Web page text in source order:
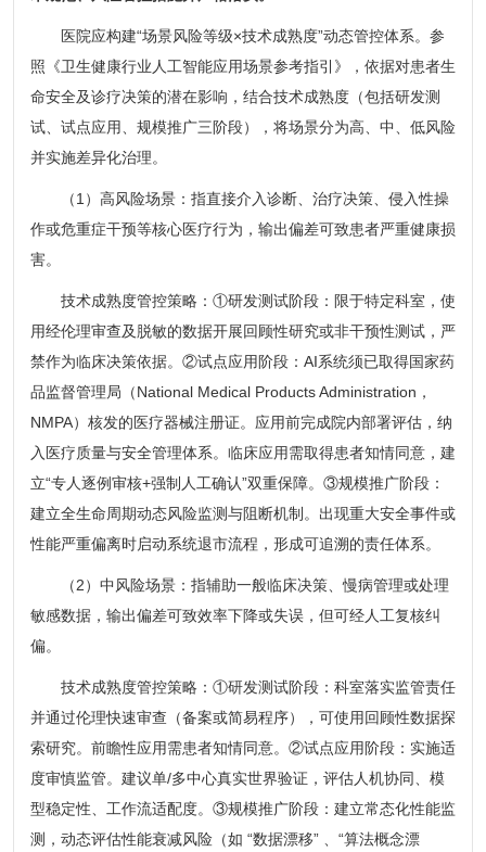
医院应构建“场景风险等级×技术成熟度”动态管控体系。参
照《卫生健康行业人工智能应用场景参考指引》，依据对患者生
命安全及诊疗决策的潜在影响，结合技术成熟度（包括研发测
试、试点应用、规模推广三阶段），将场景分为高、中、低风险
并实施差异化治理。
（1）高风险场景：指直接介入诊断、治疗决策、侵入性操
作或危重症干预等核心医疗行为，输出偏差可致患者严重健康损
害。
技术成熟度管控策略：①研发测试阶段：限于特定科室，使
用经伦理审查及脱敏的数据开展回顾性研究或非干预性测试，严
禁作为临床决策依据。②试点应用阶段：AI系统须已取得国家药
品监督管理局（National Medical Products Administration，
NMPA）核发的医疗器械注册证。应用前完成院内部署评估，纳
入医疗质量与安全管理体系。临床应用需取得患者知情同意，建
立“专人逐例审核+强制人工确认”双重保障。③规模推广阶段：
建立全生命周期动态风险监测与阻断机制。出现重大安全事件或
性能严重偏离时启动系统退市流程，形成可追溯的责任体系。
（2）中风险场景：指辅助一般临床决策、慢病管理或处理
敏感数据，输出偏差可致效率下降或失误，但可经人工复核纠
偏。
技术成熟度管控策略：①研发测试阶段：科室落实监管责任
并通过伦理快速审查（备案或简易程序），可使用回顾性数据探
索研究。前瞻性应用需患者知情同意。②试点应用阶段：实施适
度审慎监管。建议单/多中心真实世界验证，评估人机协同、模
型稳定性、工作流适配度。③规模推广阶段：建立常态化性能监
测，动态评估性能衰减风险（如 “数据漂移” 、“算法概念漂